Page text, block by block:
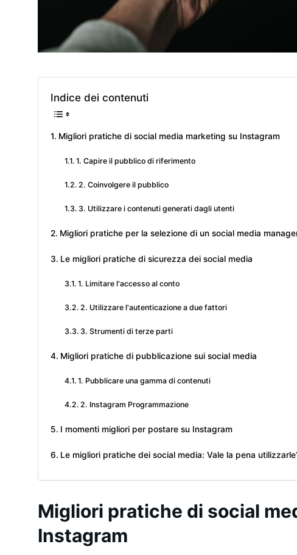
Indice dei contenuti
Migliori pratiche di social media marketing su Instagram
1. Capire il pubblico di riferimento
2. Coinvolgere il pubblico
3. Utilizzare i contenuti generati dagli utenti
Migliori pratiche per la selezione di un social media
Le migliori pratiche di sicurezza dei social media
1. Limitare l'accesso al conto
2. Utilizzare l'autenticazione a due fattori
3. Strumenti di terze parti
Migliori pratiche di pubblicazione sui social media
1. Pubblicare una gamma di contenuti
2. Instagram Programmazione
I momenti migliori per postare su Instagram
Le migliori pratiche dei social media: Vale la pena
Migliori pratiche di social
Instagram